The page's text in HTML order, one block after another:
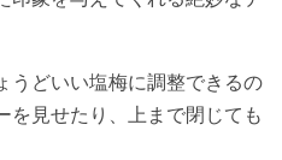
うどいい塩梅に調整できるの
を見せたり、上まで閉じても